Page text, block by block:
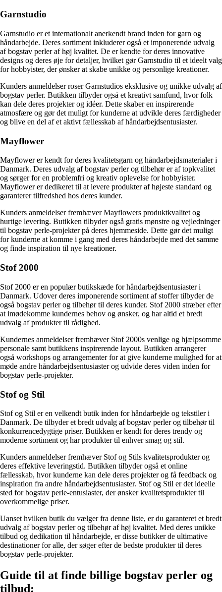
Garnstudio
Garnstudio er et internationalt anerkendt brand inden for garn og
håndarbejde. Deres sortiment inkluderer også et imponerende udvalg
af bogstav perler af høj kvalitet. De er kendte for deres innovative
designs og deres øje for detaljer, hvilket gør Garnstudio til et ideelt valg
for hobbyister, der ønsker at skabe unikke og personlige kreationer.
Kunders anmeldelser roser Garnstudios eksklusive og unikke udvalg af
bogstav perler. Butikken tilbyder også et kreativt samfund, hvor folk
kan dele deres projekter og idéer. Dette skaber en inspirerende
atmosfære og gør det muligt for kunderne at udvikle deres færdigheder
og blive en del af et aktivt fællesskab af håndarbejdsentusiaster.
Mayflower
Mayflower er kendt for deres kvalitetsgarn og håndarbejdsmaterialer i
Danmark. Deres udvalg af bogstav perler og tilbehør er af topkvalitet
og sørger for en problemfri og kreativ oplevelse for hobbyister.
Mayflower er dedikeret til at levere produkter af højeste standard og
garanterer tilfredshed hos deres kunder.
Kunders anmeldelser fremhæver Mayflowers produktkvalitet og
hurtige levering. Butikken tilbyder også gratis mønstre og vejledninger
til bogstav perle-projekter på deres hjemmeside. Dette gør det muligt
for kunderne at komme i gang med deres håndarbejde med det samme
og finde inspiration til nye kreationer.
Stof 2000
Stof 2000 er en populær butikskæde for håndarbejdsentusiaster i
Danmark. Udover deres imponerende sortiment af stoffer tilbyder de
også bogstav perler og tilbehør til deres kunder. Stof 2000 stræber efter
at imødekomme kundernes behov og ønsker, og har altid et bredt
udvalg af produkter til rådighed.
Kundernes anmeldelser fremhæver Stof 2000s venlige og hjælpsomme
personale samt butikkens inspirerende layout. Butikken arrangerer
også workshops og arrangementer for at give kunderne mulighed for at
møde andre håndarbejdsentusiaster og udvide deres viden inden for
bogstav perle-projekter.
Stof og Stil
Stof og Stil er en velkendt butik inden for håndarbejde og tekstiler i
Danmark. De tilbyder et bredt udvalg af bogstav perler og tilbehør til
konkurrencedygtige priser. Butikken er kendt for deres trendy og
moderne sortiment og har produkter til enhver smag og stil.
Kunders anmeldelser fremhæver Stof og Stils kvalitetsprodukter og
deres effektive leveringstid. Butikken tilbyder også et online
fællesskab, hvor kunderne kan dele deres projekter og få feedback og
inspiration fra andre håndarbejdsentusiaster. Stof og Stil er det ideelle
sted for bogstav perle-entusiaster, der ønsker kvalitetsprodukter til
overkommelige priser.
Uanset hvilken butik du vælger fra denne liste, er du garanteret et bredt
udvalg af bogstav perler og tilbehør af høj kvalitet. Med deres unikke
tilbud og dedikation til håndarbejde, er disse butikker de ultimative
destinationer for alle, der søger efter de bedste produkter til deres
bogstav perle-projekter.
Guide til at finde billige bogstav perler og
tilbud: